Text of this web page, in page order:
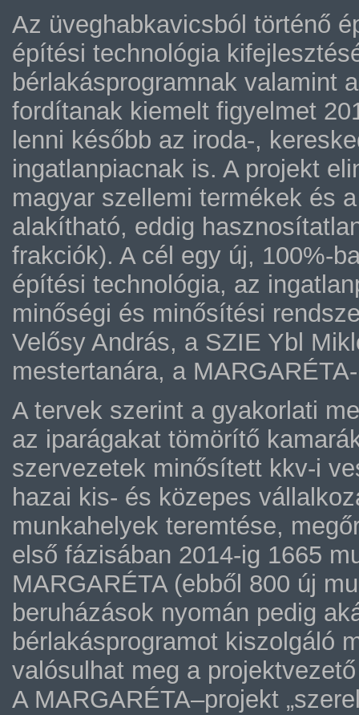
Az üveghabkavicsból történő
építési technológia
bérlakásprogramnak valamint
fordítanak kiemelt figyelmet
lenni később az iroda-,
ingatlanpiacnak is. A projekt
magyar szellemi termékek és
alakítható, eddig
frakciók). A cél egy új, 100%-
építési technológia, az
minőségi és minősítési
Velősy András, a SZIE Ybl
mestertanára, a
A tervek szerint a gyakorlati
az iparágakat tömörítő
szervezetek minősített kkv-i
hazai kis- és közepes
munkahelyek teremtése,
első fázisában 2014-ig 1665
MARGARÉTA (ebből 800 új
beruházások nyomán pedig
bérlakásprogramot kiszolgáló
valósulhat meg a
A MARGARÉTA–projekt